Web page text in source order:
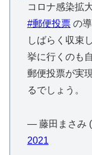
コロナ感染拡
#郵便投票の導
しばらく収束
挙に行くのも
郵便投票が実
るでしょう。
— 藤田まさみ
2021